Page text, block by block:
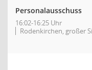
Personalausschuss
16:02-16:25 Uhr
Rodenkirchen, großer